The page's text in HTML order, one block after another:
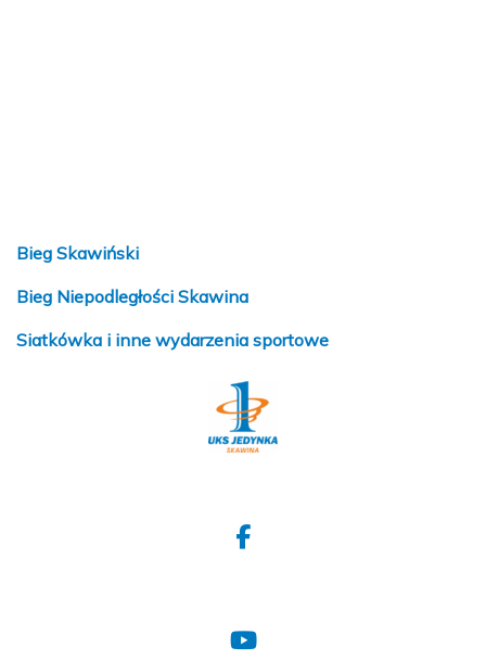
Bieg Skawiński
Bieg Niepodległości Skawina
Siatkówka i inne wydarzenia sportowe